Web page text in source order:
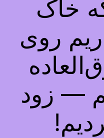
خاک
روی
— زود